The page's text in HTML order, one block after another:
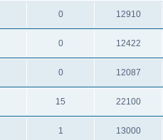
0 12910
0 12422
0 12087
15 22100
1 13000